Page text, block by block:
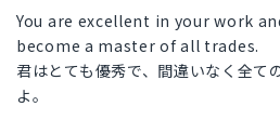
You are excellent in your work
become a master of all trades.
君はとても優秀で、間違いなく全て
よ。